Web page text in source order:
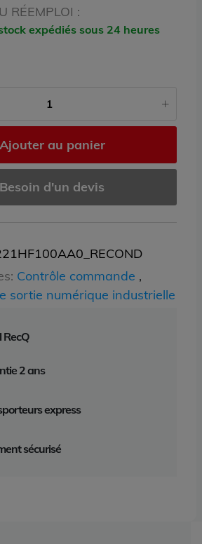
RÉEMPLOI :
expédiés sous 24 heures
Ajouter au panier
Besoin d'un devis
Contrôle commande ,
sortie numérique industrielle
RecQ
2 ans
express
sécurisé